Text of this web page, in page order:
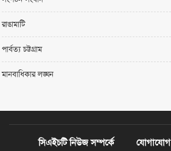
রাঙামাটি
পার্বত্য চট্টগ্রাম
মানবাধিকার লঙ্ঘন
সিএইচটি নিউজ সম্পর্কে যোগাযোগ